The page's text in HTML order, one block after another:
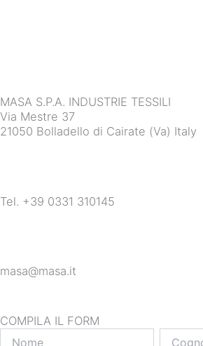
MASA S.P.A. INDUSTRIE TESSILI
Via Mestre 37
21050 Bolladello di Cairate (Va) Italy
Tel. +39 0331 310145
masa@masa.it
COMPILA IL FORM